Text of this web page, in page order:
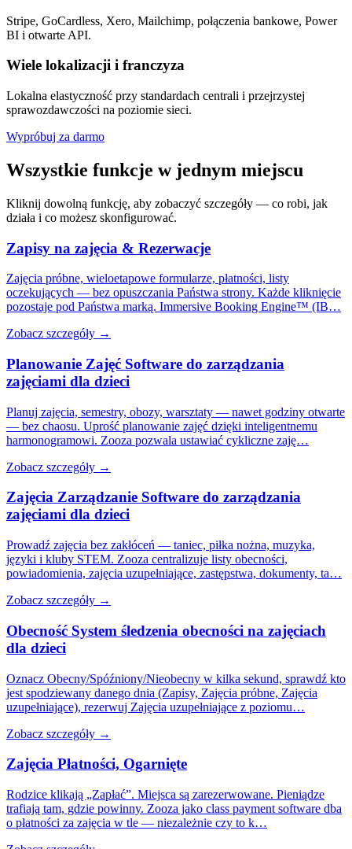
Stripe, GoCardless, Xero, Mailchimp, połączenia bankowe, Power
BI i otwarte API.
Wiele lokalizacji i franczyza
Lokalna elastyczność przy standardach centrali i przejrzystej
sprawozdawczości na poziomie sieci.
Wypróbuj za darmo
Wszystkie funkcje w jednym miejscu
Kliknij dowolną funkcję, aby zobaczyć szczegóły — co robi, jak
działa i co możesz skonfigurować.
Zapisy na zajęcia & Rezerwacje
Zajęcia próbne, wieloetapowe formularze, płatności, listy
oczekujących — bez opuszczania Państwa strony. Każde kliknięcie
pozostaje pod Państwa marką. Immersive Booking Engine™ (IB…
Zobacz szczegóły →
Planowanie Zajęć Software do zarządzania
zajęciami dla dzieci
Planuj zajęcia, semestry, obozy, warsztaty — nawet godziny otwarte
— bez chaosu. Uprość planowanie zajęć dzięki inteligentnemu
harmonogramowi. Zooza pozwala ustawiać cykliczne zaję…
Zobacz szczegóły →
Zajęcia Zarządzanie Software do zarządzania
zajęciami dla dzieci
Prowadź zajęcia bez zakłóceń — taniec, piłka nożna, muzyka,
języki i kluby STEM. Zooza centralizuje listy obecności,
powiadomienia, zajęcia uzupełniające, zastępstwa, dokumenty, ta…
Zobacz szczegóły →
Obecność System śledzenia obecności na zajęciach
dla dzieci
Oznacz Obecny/Spóźniony/Nieobecny w kilka sekund, sprawdź kto
jest spodziewany danego dnia (Zapisy, Zajęcia próbne, Zajęcia
uzupełniające), rezerwuj Zajęcia uzupełniające z poziomu…
Zobacz szczegóły →
Zajęcia Płatności, Ogarnięte
Rodzice klikają „Zapłać”. Miejsca są zarezerwowane. Pieniądze
trafiają tam, gdzie powinny. Zooza jako class payment software dba
o płatności za zajęcia w tle — niezależnie czy to k…